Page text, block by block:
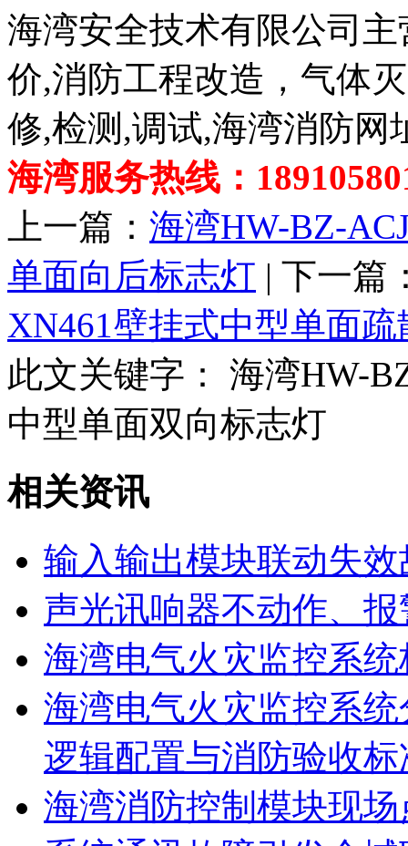
海湾安全技术有限公司
价,消防工程改造，气体
修,检测,调试,海湾消防网
海湾服务热线：
上一篇： 海湾HW-BZ-
单面向后标志灯 | 下一篇
XN461壁挂式中型单面
此文关键字：
海湾HW-
中型单面双向标志灯
相关资讯
输入输出模块联动失效
声光讯响器不动作、
海湾电气火灾监控系
海湾电气火灾监控系
逻辑配置与消防验收标
海湾消防控制模块现